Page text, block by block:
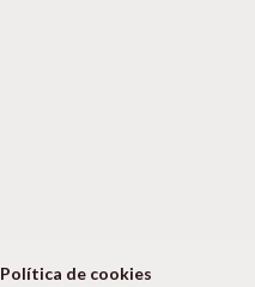
Política de cookies